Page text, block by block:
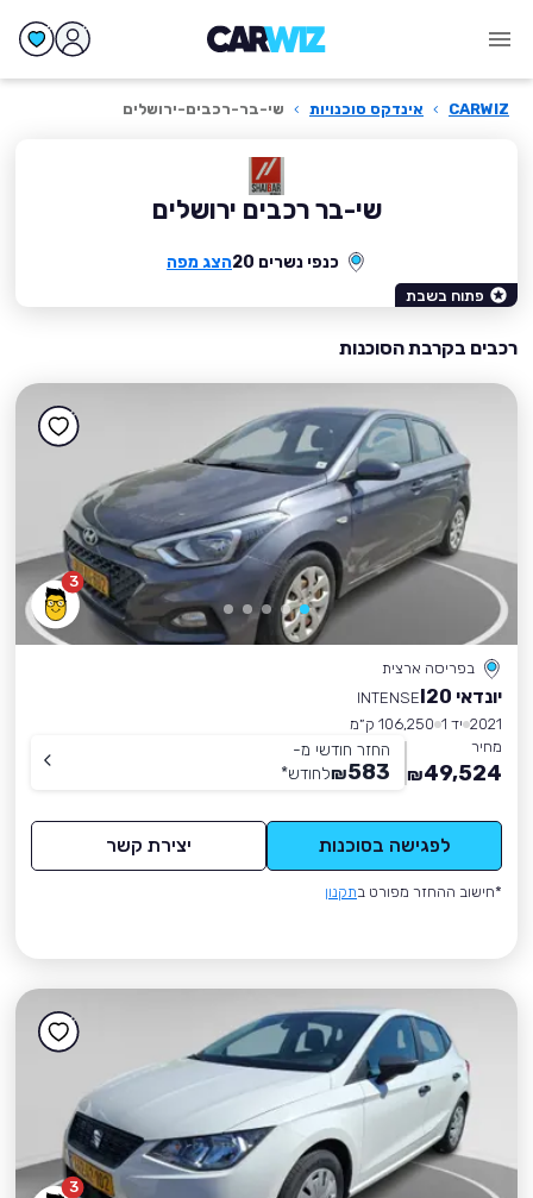
CARWIZ
› אינדקס סוכנויות › שי-בר-רכבים-ירושלים
שי-בר רכבים ירושלים
כנפי נשרים 20 הצג מפה
פתוח בשבת
רכבים בקרבת הסוכנות
3
בפריסה ארצית
יונדאי I20
INTENSE
2021 יד 1
106,250 ק״מ
מחיר
49,524
₪
החזר חודשי מ-
583
₪לחודש*
לפגישה בסוכנות יצירת קשר
*חישוב ההחזר מפורט בתקנון
3